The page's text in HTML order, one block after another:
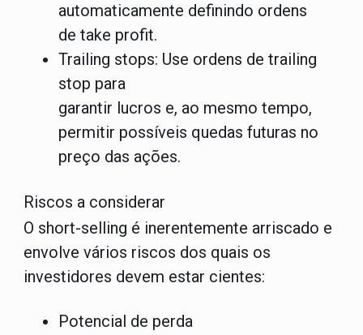
automaticamente definindo ordens
de take profit.
Trailing stops: Use ordens de trailing
stop para
garantir lucros e, ao mesmo tempo,
permitir possíveis quedas futuras no
preço das ações.
Riscos a considerar
O short-selling é inerentemente arriscado e
envolve vários riscos dos quais os
investidores devem estar cientes:
Potencial de perda